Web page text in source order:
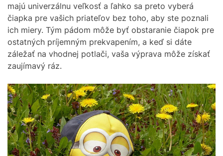
majú univerzálnu veľkosť a ľahko sa preto vyberá
čiapka pre vašich priateľov bez toho, aby ste poznali
ich miery. Tým pádom môže byť obstaranie čiapok pre
ostatných príjemným prekvapením, a keď si dáte
záležať na vhodnej potlači, vaša výprava môže získať
zaujímavý ráz.